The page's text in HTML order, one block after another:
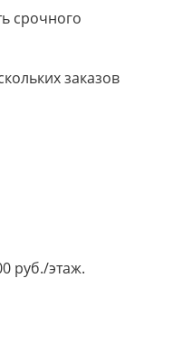
срочного
заказов
руб./этаж.